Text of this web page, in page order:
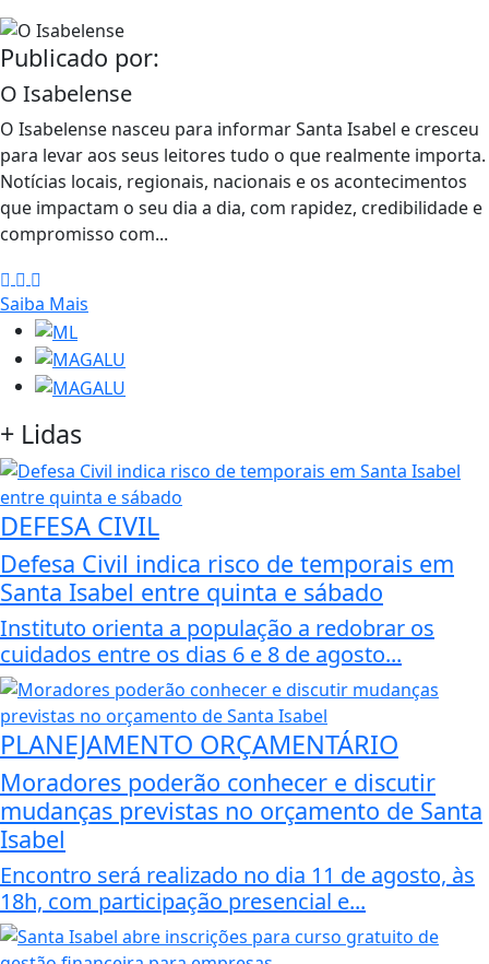
Publicado por:
O Isabelense
O Isabelense nasceu para informar Santa Isabel e cresceu
para levar aos seus leitores tudo o que realmente importa.
Notícias locais, regionais, nacionais e os acontecimentos
que impactam o seu dia a dia, com rapidez, credibilidade e
compromisso com...
Saiba Mais
+ Lidas
DEFESA CIVIL
Defesa Civil indica risco de temporais em
Santa Isabel entre quinta e sábado
Instituto orienta a população a redobrar os
cuidados entre os dias 6 e 8 de agosto...
PLANEJAMENTO ORÇAMENTÁRIO
Moradores poderão conhecer e discutir
mudanças previstas no orçamento de Santa
Isabel
Encontro será realizado no dia 11 de agosto, às
18h, com participação presencial e...